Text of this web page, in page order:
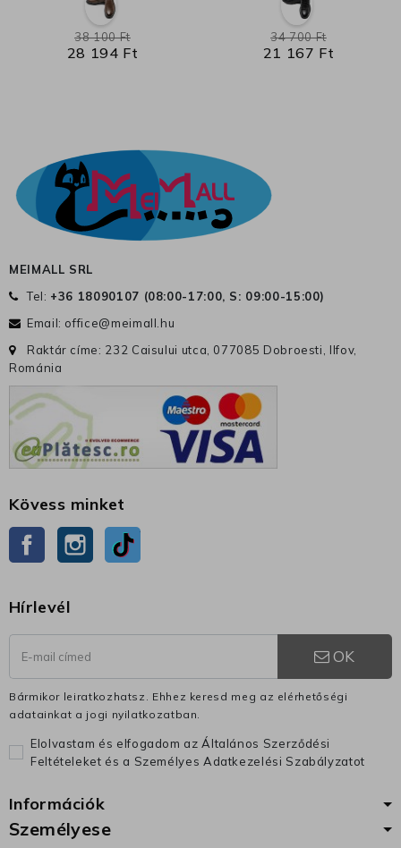
28 194 Ft
38 100 Ft
21 167 Ft
34 700 Ft
MEIMALL SRL
Tel: +36 18090107 (08:00-17:00, S: 09:00-15:00)
Email: office@meimall.hu
Raktár címe: 232 Caisului utca, 077085 Dobroesti, Ilfov,
Románia
Kövess minket
Facebook Instagram
Hírlevél
OK
Bármikor leiratkozhatsz. Ehhez keresd meg az elérhetőségi
adatainkat a jogi nyilatkozatban.
Elolvastam és elfogadom az Általános Szerződési
Feltételeket és a Személyes Adatkezelési Szabályzatot
Információk
Személyese